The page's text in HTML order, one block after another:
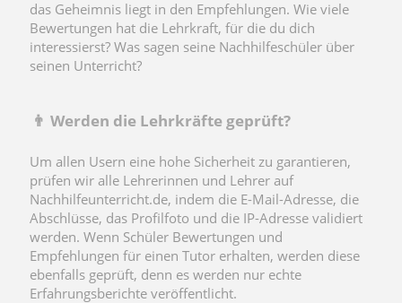
das Geheimnis liegt in den Empfehlungen. Wie viele
Bewertungen hat die Lehrkraft, für die du dich
interessierst? Was sagen seine Nachhilfeschüler über
seinen Unterricht?
👨 Werden die Lehrkräfte geprüft?
Um allen Usern eine hohe Sicherheit zu garantieren,
prüfen wir alle Lehrerinnen und Lehrer auf
Nachhilfeunterricht.de, indem die E-Mail-Adresse, die
Abschlüsse, das Profilfoto und die IP-Adresse validiert
werden. Wenn Schüler Bewertungen und
Empfehlungen für einen Tutor erhalten, werden diese
ebenfalls geprüft, denn es werden nur echte
Erfahrungsberichte veröffentlicht.